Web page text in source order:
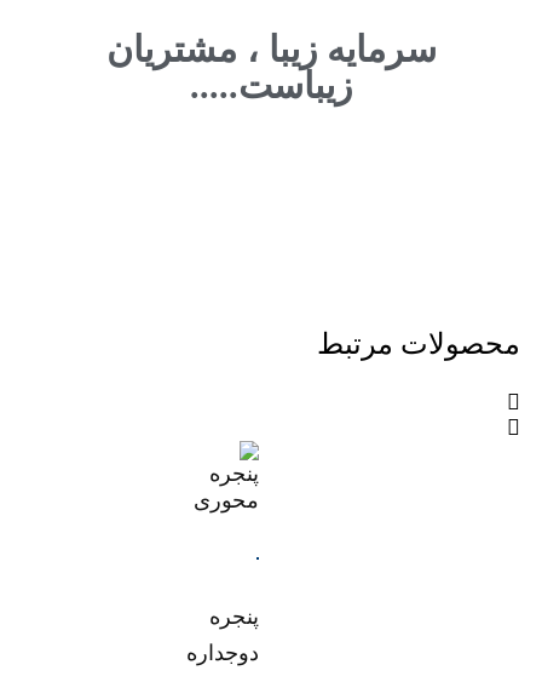
سرمایه زیبا ، مشتریان
زیباست.....
محصولات مرتبط
پنجره
دوجداره